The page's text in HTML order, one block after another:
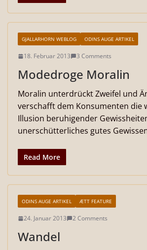
GJALLARHORN WEBLOG ODINS AUGE ARTIKEL
18. Februar 2013 3 Comments
Modedroge Moralin
Moralin unterdrückt Zweifel und
verschafft dem Konsumenten die
Illusion beruhigender
unerschütterliches gutes
Read More
ODINS AUGE ARTIKEL ÆTT FEATURE
24. Januar 2013 2 Comments
Wandel